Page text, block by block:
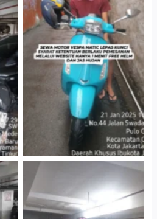
Antar Jemput Kendaraan